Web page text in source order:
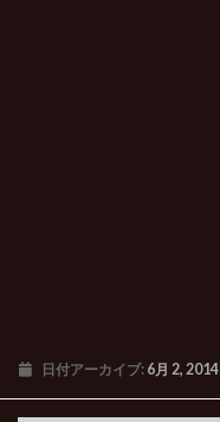
日付アーカイブ: 6月 2, 2014